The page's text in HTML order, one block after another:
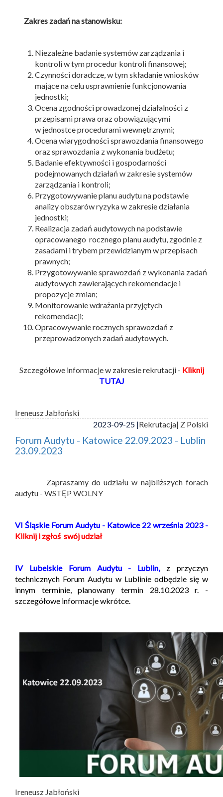
Zakres zadań na stanowisku:
Niezależne badanie systemów zarządzania i
kontroli w tym procedur kontroli finansowej;
Czynności doradcze, w tym składanie wniosków
mające na celu usprawnienie funkcjonowania
jednostki;
Ocena zgodności prowadzonej działalności z
przepisami prawa oraz obowiązującymi
w jednostce procedurami wewnętrznymi;
Ocena wiarygodności sprawozdania finansowego
oraz sprawozdania z wykonania budżetu;
Badanie efektywności i gospodarności
podejmowanych działań w zakresie systemów
zarządzania i kontroli;
Przygotowywanie planu audytu na podstawie
analizy obszarów ryzyka w zakresie działania
jednostki;
Realizacja zadań audytowych na podstawie
opracowanego rocznego planu audytu, zgodnie z
zasadami i trybem przewidzianym w przepisach
prawnych;
Przygotowywanie sprawozdań z wykonania zadań
audytowych zawierających rekomendacje i
propozycje zmian;
Monitorowanie wdrażania przyjętych
rekomendacji;
Opracowywanie rocznych sprawozdań z
przeprowadzonych zadań audytowych.
Szczegółowe informacje w zakresie rekrutacji - Kliknij
TUTAJ
Ireneusz Jabłoński
2023-09-25 |Rekrutacja| Z Polski
Forum Audytu - Katowice 22.09.2023 - Lublin
23.09.2023
Zapraszamy do udziału w najbliższych forach
audytu - WSTĘP WOLNY
VI Śląskie Forum Audytu - Katowice 22 września 2023 -
Kilknij i zgłoś swój udział
IV Lubelskie Forum Audytu - Lublin,
z przyczyn
technicznych Forum Audytu w Lublinie odbędzie się w
innym terminie, planowany termin 28.10.2023 r. -
szczegółowe informacje wkrótce.
Ireneusz Jabłoński